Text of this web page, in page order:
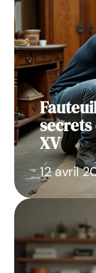
XV
12 avril